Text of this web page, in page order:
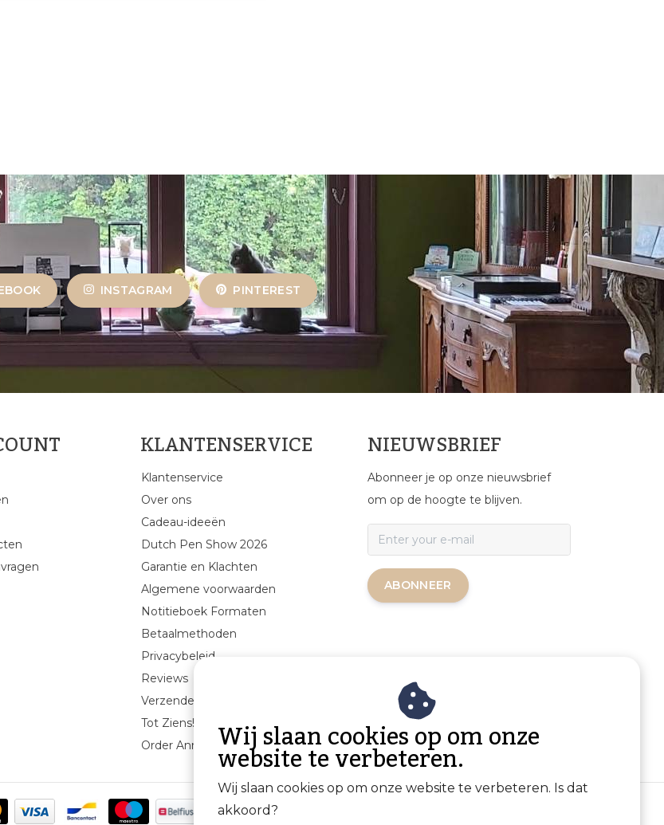
INSTAGRAM PINTEREST
KLANTENSERVICE
Klantenservice
Over ons
Cadeau-ideeën
Dutch Pen Show 2026
Garantie en Klachten
Algemene voorwaarden
Notitieboek Formaten
Betaalmethoden
Privacybeleid
Reviews
Verzenden & retourneren
Tot Ziens!
Order Annuleren
NIEUWSBRIEF
Abonneer je op onze nieuwsbrief
om op de hoogte te blijven.
ABONNEER
Wij slaan cookies op om onze
website te verbeteren.
Wij slaan cookies op om onze website te verbeteren. Is dat
akkoord?